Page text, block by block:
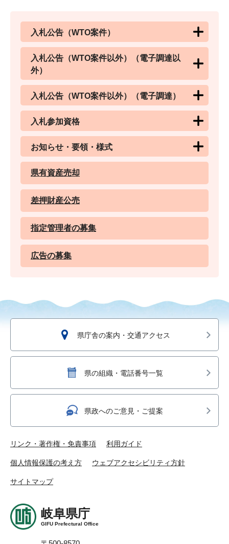
入札公告（WTO案件）
入札公告（WTO案件以外）（電子調達以
外）
入札公告（WTO案件以外）（電子調達）
入札参加資格
お知らせ・要領・様式
県有資産売却
差押財産公売
指定管理者の募集
広告の募集
県庁舎の案内・交通アクセス
県の組織・電話番号一覧
県政へのご意見・ご提案
リンク・著作権・免責事項 利用ガイド
個人情報保護の考え方 ウェブアクセシビリティ方針
サイトマップ
岐阜県庁
GIFU Prefectural Office